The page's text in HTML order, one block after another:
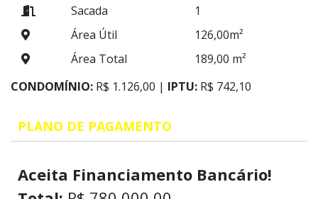
Sacada
1
Área Útil
126,00m²
Área Total
189,00 m²
CONDOMÍNIO: R$ 1.126,00 | IPTU: R$ 742,10
PLANO DE PAGAMENTO
Aceita Financiamento Bancário!